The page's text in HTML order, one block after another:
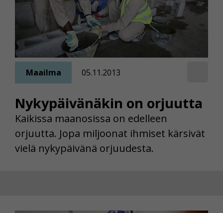
Nykypäivänäkin on orjuutta
Maailma 05.11.2013
Kaikissa maanosissa on edelleen
orjuutta. Jopa miljoonat ihmiset kärsivät
vielä nykypäivänä orjuudesta.